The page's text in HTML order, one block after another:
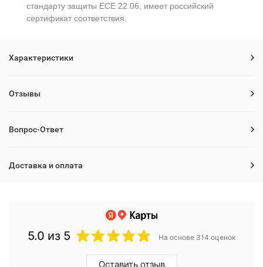
стандарту защиты ECE 22.06, имеет российский
сертификат соответствия.
Характеристики
Отзывы
Вопрос-Ответ
Доставка и оплата